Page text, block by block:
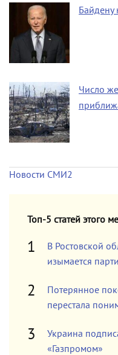
Число
Новости СМИ2
Топ-5 статей этого
В Ростовской
изымается
Потерянное
перестала
Украина
«Газпромом»